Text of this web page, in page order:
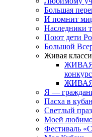
Большая
И помнит
Наследники
Поют дети
Большой
Живая
ЖИВАЯ
конкурс
ЖИВАЯ
Я —
Пасха в
Светлый
Моей
Фестиваль